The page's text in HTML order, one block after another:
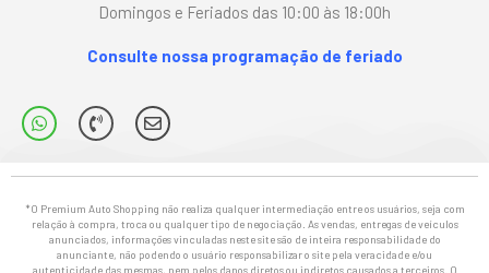
Domingos e Feriados das 10:00 às 18:00h
Consulte nossa programação de feriado
*O Premium Auto Shopping não realiza qualquer intermediação entre os usuários, seja com
relação à compra, troca ou qualquer tipo de negociação. As vendas, entregas de veículos
anunciados, informações vinculadas neste site são de inteira responsabilidade do
anunciante, não podendo o usuário responsabilizar o site pela veracidade e/ou
autenticidade das mesmas, nem pelos danos diretos ou indiretos causados a terceiros. O